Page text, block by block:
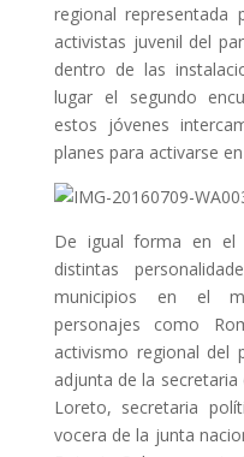
regional representada
activistas juvenil del
dentro de las
lugar el segundo
estos jóvenes
planes para activarse
De igual forma en el
distintas
municipios en el
personajes como
activismo regional del
adjunta de la
Loreto, secretaria
vocera de la junta